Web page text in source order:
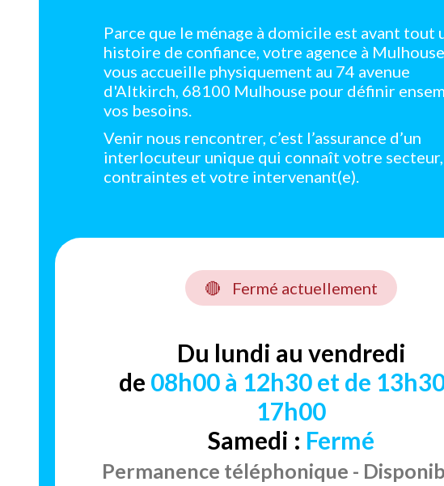
Parce que le ménage à domicile est avant tout
histoire de confiance, votre agence à Mulhouse
vous accueille physiquement au 74 avenue
d'Altkirch, 68100 Mulhouse pour définir
vos besoins.
Venir nous rencontrer, c’est l’assurance d’un
interlocuteur unique qui connaît votre
contraintes et votre intervenant(e).
🔴 Fermé actuellement
Du lundi au vendredi
de 08h00 à 12h30 et de
17h00
Samedi : Fermé
Permanence téléphonique -